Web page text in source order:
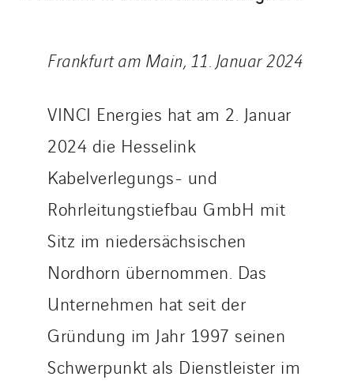
Frankfurt am Main, 11. Januar 2024
VINCI Energies hat am 2. Januar
2024 die Hesselink
Kabelverlegungs- und
Rohrleitungstiefbau GmbH mit
Sitz im niedersächsischen
Nordhorn übernommen. Das
Unternehmen hat seit der
Gründung im Jahr 1997 seinen
Schwerpunkt als Dienstleister im
Tunzini Troyes
Uxello
Valentin
VINCI Stiftung
LÄNDERSEITEN
Austria
Belgium
Czech Republic
Danemark